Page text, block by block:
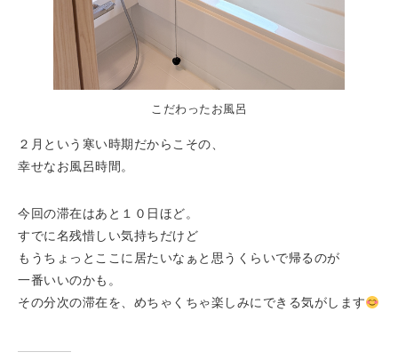
こだわったお風呂
２月という寒い時期だからこその、
幸せなお風呂時間。
今回の滞在はあと１０日ほど。
すでに名残惜しい気持ちだけど
もうちょっとここに居たいなぁと思うくらいで帰るのが
一番いいのかも。
その分次の滞在を、めちゃくちゃ楽しみにできる気がします